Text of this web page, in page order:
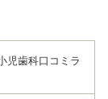
児歯科口コミラ